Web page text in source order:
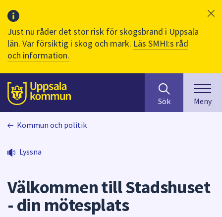
Just nu råder det stor risk för skogsbrand i Uppsala
län. Var försiktig i skog och mark. Läs SMHI:s råd
och information.
Till sidans
huvudinnehåll
efter
innehåll
på
i
Sök Meny
Kommun och politik
Lyssna
Välkommen till Stadshuset
- din mötesplats